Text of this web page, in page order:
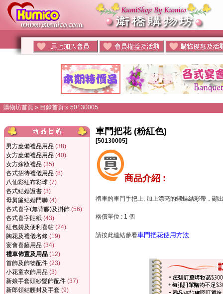
購物坊首頁 » 目錄首頁 » 50130005
男方應備禮品用品 (38)
女方應備禮品用品 (40)
女方嫁妝禮品 (35)
各式招待禮儀用品 (8)
八仙彩紅布彩球 (7)
各式結婚證書 (3)
母舅簾結婚門聯 (4)
各式喜字(無背膠)及掛飾 (56)
各式喜字貼紙 (43)
紅包袋及便利喜帖 (24)
胸花及禮儀名條 (19)
宴會喜筵用品 (34)
禮車佈置及用品 (12)
首飾及飾物配件 (23)
小花童衣飾用品 (3)
新娘手套頭紗髮飾配件 (37)
新郎領結腰封及手套 (9)
車門把花 (粉紅色)
[50130005]
商品介紹 :
禮車的車門手把上, 加上漂亮的蝴蝶結彩帶，顯
格價單位 : 1 個
請按此連結參看車門把花使用方法